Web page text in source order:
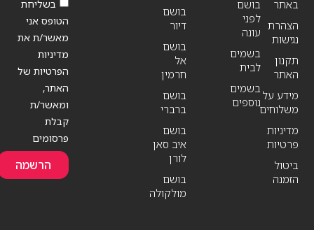
באתר
הצהרת
נגישות
תקנון
האתר
מידע על
משלוחים
מדיניות
פרטיות
ביטול
הזמנה
בושם
לפני
עונה
בשמים
לבית
בשמים
נוספים
בושם
דיור
בושם
אל
חרמין
בושם
ברברי
בושם
איב סאן
לורן
בושם
מולקולה
בשליחת
הטופס אני
מאשר/ת את
מדיניות
הפרטיות של
האתר,
ומאשר/ת
קבלת
פרסומים
הרשמה